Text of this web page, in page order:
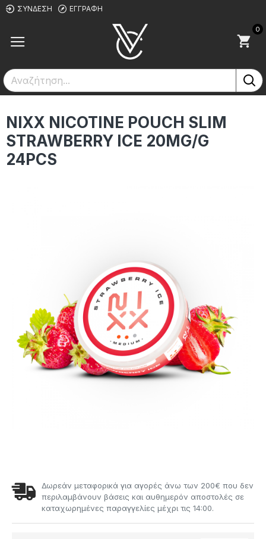
ΣΎΝΔΕΣΗ ΕΓΓΡΑΦΉ
0
NIXX NICOTINE POUCH SLIM
STRAWBERRY ICE 20MG/G
24PCS
Δωρεάν μεταφορικά για αγορές άνω των 200€ που δεν
περιλαμβάνουν βάσεις και αυθημερόν αποστολές σε
καταχωρημένες παραγγελίες μέχρι τις 14:00.